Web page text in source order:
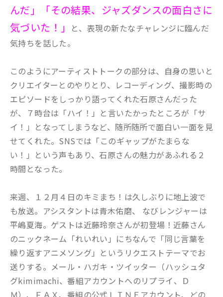
んだ」「その結果、ジャズダンスの面白さに
気づいた！」
と、表現の新たなチャレンジに臨んだ
気持ちを話した。
このようにアーティストトークの部分は、自身の思いと
クリエイターとのやりとり、レコーディング、撮影時の
エピソードをしっかり語ってくれた石原さんだった
が、７時台は「ハイ！」と言いたかったところが「サ
イ！」となってしまうなど、随所随所で面白い一面を見
せてくれた。SNSでは「このギャップがたまらな
い！」という声もあり、石原さんの魅力があふれる２
時間となった。
来週、１２月４日のキミまち！は久しぶりに地上波で
も放送。アシスタントは青木佑磨、 なびレンジャーは
平嶋夏海。ゲストは近藤玲奈さんが初登場！近藤さん
のニックネーム「れいれい」にちなんで「同じ言葉を
繰り返すアニメソング」というリクエストテーマでお
送りする。メール・ハガキ・ツイッター（ハッシュタ
グkimimachi、番組アカウントへのリプライ、Ｄ
Ｍ）、ＦＡＸ、番組の公式ＬＩＮＥアカウント、どの